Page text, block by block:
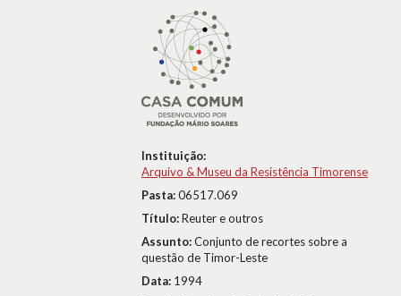
Instituição:
Arquivo & Museu da Resistência Timorense
Pasta:06517.069
Título:Reuter e outros
Assunto:Conjunto de recortes sobre a
questão de Timor-Leste
Data: 1994